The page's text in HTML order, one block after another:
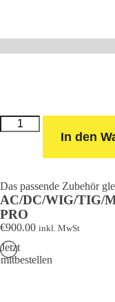
Fußpedal
In den
Das passende Zubehör
AC/DC/WIG/TIG/
PRO
€900.00 inkl. MwSt
Jetzt
mitbestellen